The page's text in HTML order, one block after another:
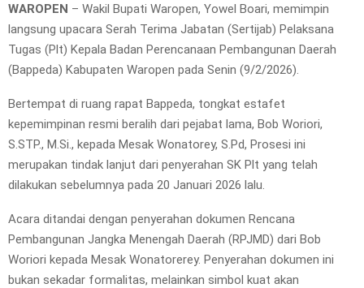
WAROPEN – Wakil Bupati Waropen, Yowel Boari, memimpin
langsung upacara Serah Terima Jabatan (Sertijab) Pelaksana
Tugas (Plt) Kepala Badan Perencanaan Pembangunan Daerah
(Bappeda) Kabupaten Waropen pada Senin (9/2/2026).
Bertempat di ruang rapat Bappeda, tongkat estafet
kepemimpinan resmi beralih dari pejabat lama, Bob Woriori,
S.STP., M.Si., kepada Mesak Wonatorey, S.Pd, Prosesi ini
merupakan tindak lanjut dari penyerahan SK Plt yang telah
dilakukan sebelumnya pada 20 Januari 2026 lalu.
Acara ditandai dengan penyerahan dokumen Rencana
Pembangunan Jangka Menengah Daerah (RPJMD) dari Bob
Woriori kepada Mesak Wonatorerey. Penyerahan dokumen ini
bukan sekadar formalitas, melainkan simbol kuat akan